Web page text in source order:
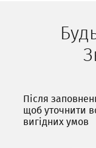
Після
щоб уточнити
вигідних умов